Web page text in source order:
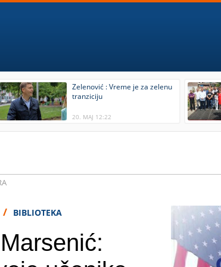
Zelenović : Vreme je za zelenu
tranziciju
20. MAJ 12:22
/ BIBLIOTEKA